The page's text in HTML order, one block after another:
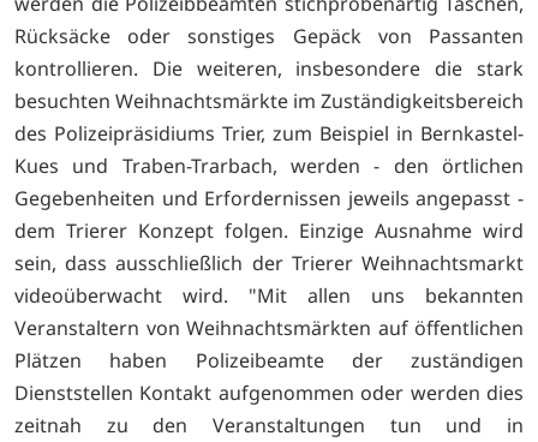
Rücksäcke oder sonstiges Gepäck von Passanten
kontrollieren. Die weiteren, insbesondere die stark
besuchten Weihnachtsmärkte im Zuständigkeitsbereich
des Polizeipräsidiums Trier, zum Beispiel in Bernkastel-
Kues und Traben-Trarbach, werden - den örtlichen
Gegebenheiten und Erfordernissen jeweils angepasst -
dem Trierer Konzept folgen. Einzige Ausnahme wird
sein, dass ausschließlich der Trierer Weihnachtsmarkt
videoüberwacht wird. "Mit allen uns bekannten
Veranstaltern von Weihnachtsmärkten auf öffentlichen
Plätzen haben Polizeibeamte der zuständigen
Dienststellen Kontakt aufgenommen oder werden dies
zeitnah zu den Veranstaltungen tun und in